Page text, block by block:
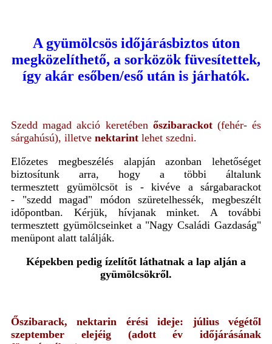
A gyümölcsös időjárásbiztos úton
megközelíthető, a sorközök füvesítettek,
így akár esőben/eső után is járhatók.
Szedd magad akció keretében őszibarackot(fehér- és
sárgahúsú), illetve nektarint lehet szedni.
Előzetes megbeszélés alapján azonban lehetőséget
biztosítunk arra, hogy a többi általunk
termesztett gyümölcsöt is - kivéve a sárgabarackot
- "szedd magad" módon szüretelhessék, megbeszélt
időpontban. Kérjük, hívjanak minket. A további
termesztett gyümölcseinket a "Nagy Családi Gazdaság"
menüpont alatt találják.
Képekben pedig ízelítőt láthatnak a lap alján a
gyümölcsökről.
Őszibarack, nektarin érési ideje: július végétől
szeptember elejéig (adott év időjárásának